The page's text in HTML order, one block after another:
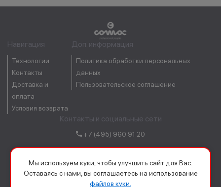
Навигация
Технологии
Контакты
Доставка и
оплата
Условия возврата
Доп. информация
Политика обработки персональных
данных
Пользовательское соглашение
Контакты и социальные сети
+7 (495) 960 91 20
order@comacrussia.ru
Мы используем куки, чтобы улучшить сайт для Вас.
Оставаясь с нами, вы соглашаетесь на использование
файлов куки.